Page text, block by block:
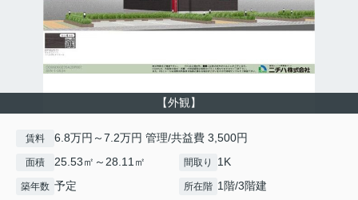
【外観】
賃料 6.8万円～7.2万円 管理/共益費 3,500円
面積 25.53㎡～28.11㎡ 間取り 1K
築年数 予定 所在階 1階/3階建